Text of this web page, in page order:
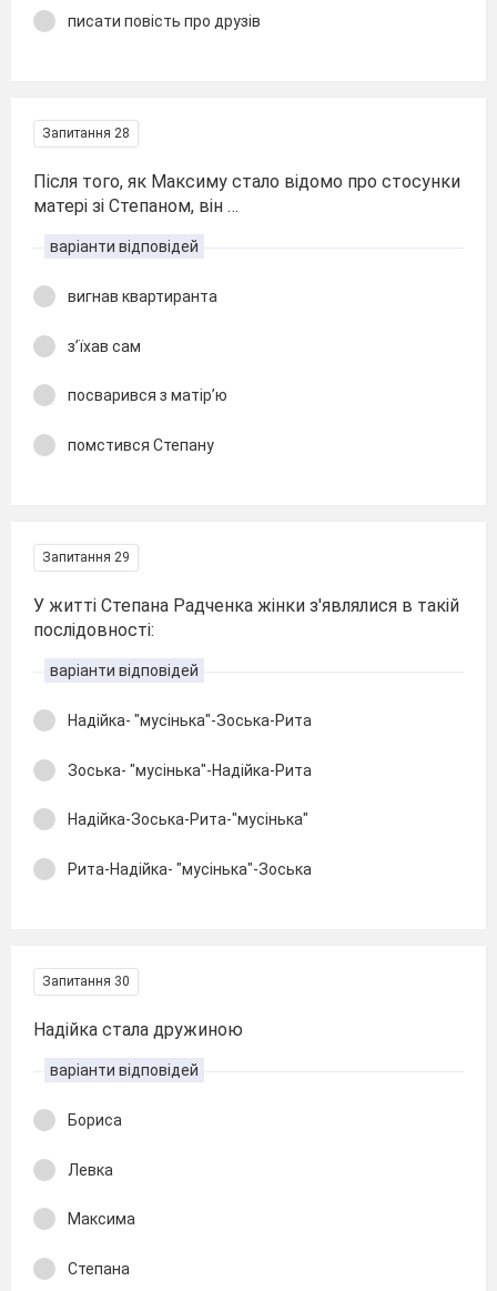
писати повість про друзів
Запитання 28
Після того, як Максиму стало відомо про стосунки
матері зі Степаном, він …
варіанти відповідей
вигнав квартиранта
з’їхав сам
посварився з матір’ю
помстився Степану
Запитання 29
У житті Степана Радченка жінки з'являлися в такій
послідовності:
варіанти відповідей
Надійка- "мусінька"-Зоська-Рита
Зоська- "мусінька"-Надійка-Рита
Надійка-Зоська-Рита-"мусінька"
Рита-Надійка- "мусінька"-Зоська
Запитання 30
Надійка стала дружиною
варіанти відповідей
Бориса
Левка
Максима
Степана